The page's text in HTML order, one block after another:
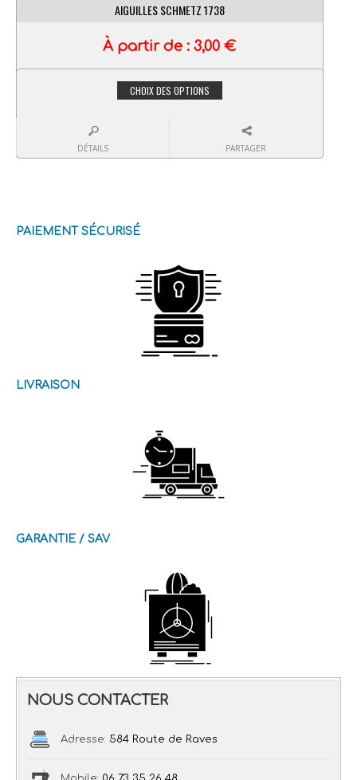
AIGUILLES SCHMETZ 1738
À partir de :3,00€
CHOIX DES OPTIONS
DÉTAILS PARTAGER
PAIEMENT SÉCURISÉ
LIVRAISON
GARANTIE / SAV
NOUS CONTACTER
Adresse: 584 Route de Raves